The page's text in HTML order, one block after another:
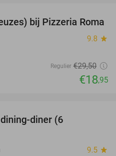
36%
bij Pizzeria Roma
9.8 star
Regulier €29,50
€18,95
diner (6
9.5 star